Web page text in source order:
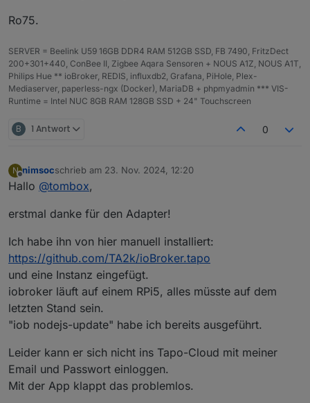
Ro75.
SERVER = Beelink U59 16GB DDR4 RAM 512GB SSD, FB 7490, FritzDect
200+301+440, ConBee II, Zigbee Aqara Sensoren + NOUS A1Z, NOUS A1T,
Philips Hue ** ioBroker, REDIS, influxdb2, Grafana, PiHole, Plex-
Mediaserver, paperless-ngx (Docker), MariaDB + phpmyadmin *** VIS-
Runtime = Intel NUC 8GB RAM 128GB SSD + 24" Touchscreen
B 1 Antwort 0
N
Offline
nimsocschrieb am 23. Nov. 2024, 12:20
zuletzt editiert von
Hallo @tombox,
erstmal danke für den Adapter!
Ich habe ihn von hier manuell installiert:
https://github.com/TA2k/ioBroker.tapo
und eine Instanz eingefügt.
iobroker läuft auf einem RPi5, alles müsste auf dem
letzten Stand sein.
"iob nodejs-update" habe ich bereits ausgeführt.
Leider kann er sich nicht ins Tapo-Cloud mit meiner
Email und Passwort einloggen.
Mit der App klappt das problemlos.